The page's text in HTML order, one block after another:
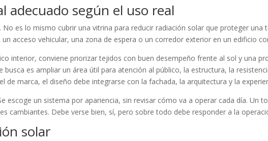
adecuado según el uso real
es lo mismo cubrir una vitrina para reducir radiación solar que proteger una
acceso vehicular, una zona de espera o un corredor exterior en un edificio
interior, conviene priorizar tejidos con buen desempeño frente al sol y una
busca es ampliar un área útil para atención al público, la estructura, la
de marca, el diseño debe integrarse con la fachada, la arquitectura y la
escoge un sistema por apariencia, sin revisar cómo va a operar cada día. Un
cambiantes. Debe verse bien, sí, pero sobre todo debe responder a la
solar